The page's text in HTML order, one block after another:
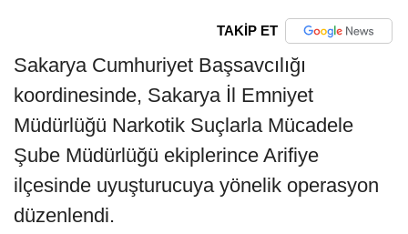
TAKİP ET
Sakarya Cumhuriyet Başsavcılığı
koordinesinde, Sakarya İl Emniyet
Müdürlüğü Narkotik Suçlarla Mücadele
Şube Müdürlüğü ekiplerince Arifiye
ilçesinde uyuşturucuya yönelik operasyon
düzenlendi.